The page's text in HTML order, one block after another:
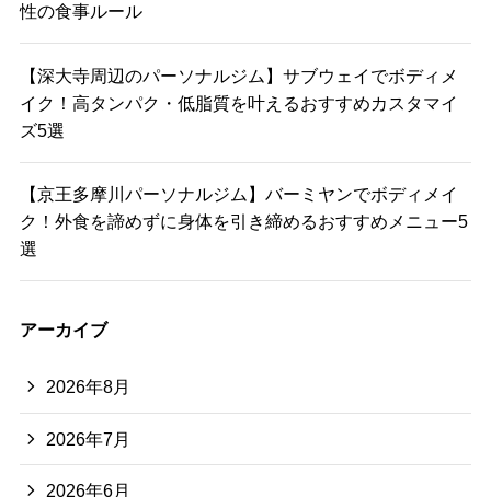
性の食事ルール
【深大寺周辺のパーソナルジム】サブウェイでボディメ
イク！高タンパク・低脂質を叶えるおすすめカスタマイ
ズ5選
【京王多摩川パーソナルジム】バーミヤンでボディメイ
ク！外食を諦めずに身体を引き締めるおすすめメニュー5
選
アーカイブ
2026年8月
2026年7月
2026年6月